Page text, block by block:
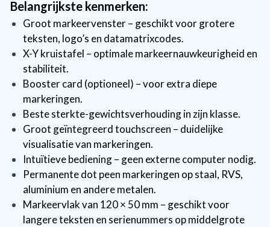
Belangrijkste kenmerken:
Groot markeervenster – geschikt voor grotere
teksten, logo’s en datamatrixcodes.
X-Y kruistafel – optimale markeernauwkeurigheid en
stabiliteit.
Booster card (optioneel) – voor extra diepe
markeringen.
Beste sterkte-gewichtsverhouding in zijn klasse.
Groot geïntegreerd touchscreen – duidelijke
visualisatie van markeringen.
Intuïtieve bediening – geen externe computer nodig.
Permanente dot peen markeringen op staal, RVS,
aluminium en andere metalen.
Markeervlak van 120 × 50 mm – geschikt voor
langere teksten en serienummers op middelgrote